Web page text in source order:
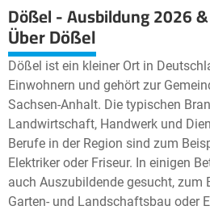
Dößel - Ausbildung 2026
+
−
Über Dößel
Dößel ist ein kleiner Ort in
Einwohnern und gehört zur
Sachsen-Anhalt. Die typischen
Landwirtschaft, Handwerk und
Berufe in der Region sind zum
Elektriker oder Friseur. In einigen
auch Auszubildende gesucht, zum
Garten- und Landschaftsbau oder